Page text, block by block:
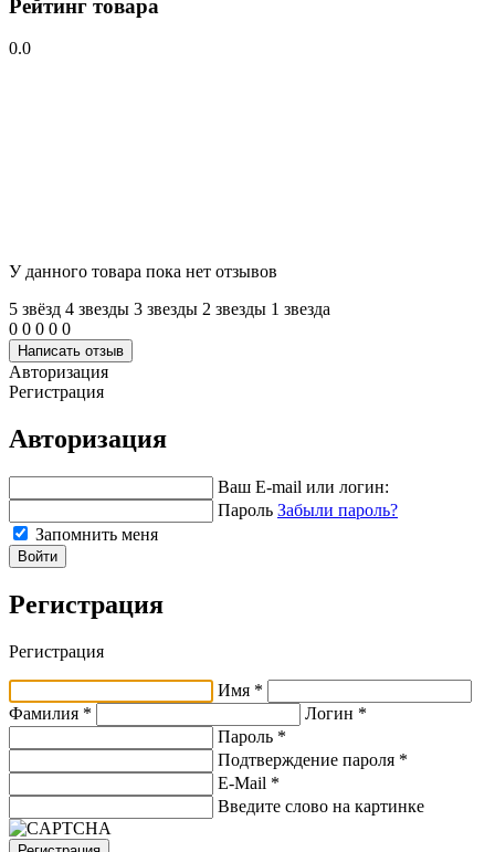
Рейтинг товара
0.0
У данного товара пока нет отзывов
5 звёзд 4 звeзды 3 звeзды 2 звeзды 1 звeзда
0 0 0 0 0
Написать отзыв
Авторизация
Регистрация
Авторизация
Ваш E-mail или логин:
Пароль Забыли пароль?
Запомнить меня
Войти
Регистрация
Регистрация
Имя *
Фамилия *
Логин *
Пароль *
Подтверждение пароля *
E-Mail *
Введите слово на картинке